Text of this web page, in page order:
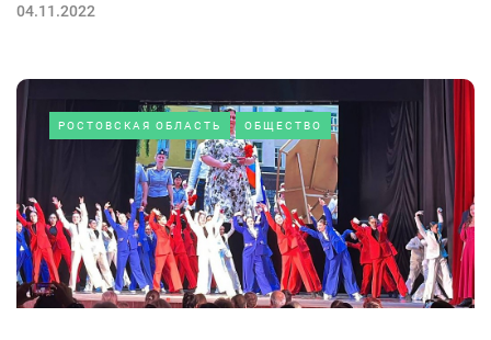
04.11.2022
РОСТОВСКАЯ ОБЛАСТЬ ОБЩЕСТВО